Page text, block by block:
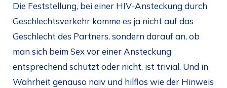
Die Feststellung, bei einer HIV-Ansteckung durch
Geschlechtsverkehr komme es ja nicht auf das
Geschlecht des Partners, sondern darauf an, ob
man sich beim Sex vor einer Ansteckung
entsprechend schützt oder nicht, ist trivial. Und in
Wahrheit genauso naiv und hilflos wie der Hinweis